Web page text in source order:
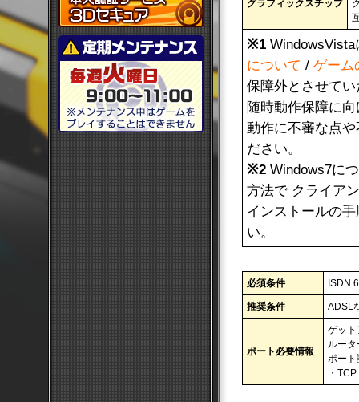
グラフィックスチップ
※1
について / ゲーム
保障外とさせて
随時動作保障に
動作に不審な点
ださい。
※2 Windows7に
方法で クライア
インストールの
い。
必須条件 ISDN
推奨条件 ADSL
ポート必要情報
ゲット
ルー
ポート
・